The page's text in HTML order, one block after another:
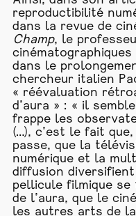
reproductibilité
dans la revue de
Champ, le
dans le
chercheur italien
« réévaluation
d’aura » : « il
frappe les
(…), c’est le fait
passe, que la
numérique et la
diffusion
pellicule filmique
de l’aura, que le
les autres arts de